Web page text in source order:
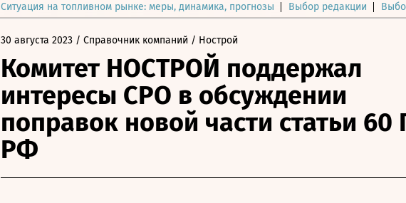
Ситуация на топливном рынке: меры, динамика, прогнозы Выбор редакции
30 августа 2023 / Справочник компаний / Нострой
Комитет НОСТРОЙ поддержал
интересы СРО в обсуждении
поправок новой части статьи 60
РФ